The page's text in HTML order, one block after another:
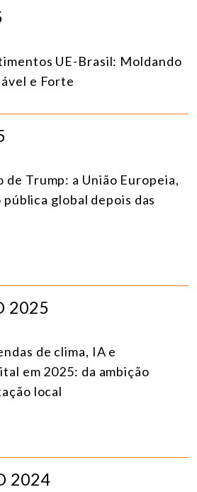
UE-Brasil: Moldando
e Forte
de Trump: a União Europeia,
global depois das
2025
de clima, IA e
em 2025: da ambição
local
2024